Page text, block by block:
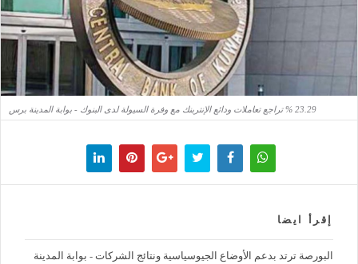
23.29 % تراجع تعاملات ودائع الإنتربنك مع وفرة السيولة لدى البنوك - بوابة المدينة برس
إقرأ ايضا
البورصة ترتد بدعم الأوضاع الجيوسياسية ونتائج الشركات - بوابة المدينة